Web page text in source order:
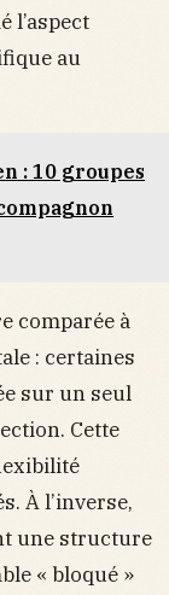
l’aspect
au
: 10 groupes
comparée à
: certaines
sur un seul
Cette
À l’inverse,
une structure
« bloqué »